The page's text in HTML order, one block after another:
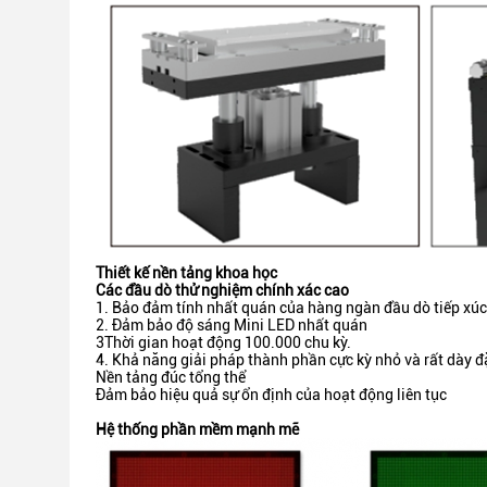
Thiết kế nền tảng khoa học
Các đầu dò thử nghiệm chính xác cao
1. Bảo đảm tính nhất quán của hàng ngàn đầu dò tiếp xúc
2. Đảm bảo độ sáng Mini LED nhất quán
3Thời gian hoạt động 100.000 chu kỳ.
4. Khả năng giải pháp thành phần cực kỳ nhỏ và rất dày
Nền tảng đúc tổng thể
Đảm bảo hiệu quả sự ổn định của hoạt động liên tục
Hệ thống phần mềm mạnh mẽ